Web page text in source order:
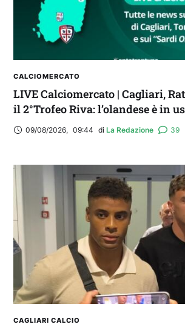
CALCIOMERCATO
LIVE Calciomercato | Cagliari,
il 2°Trofeo Riva: l’olandese è in
09/08/2026, 09:44 di La Redazione 39
CAGLIARI CALCIO